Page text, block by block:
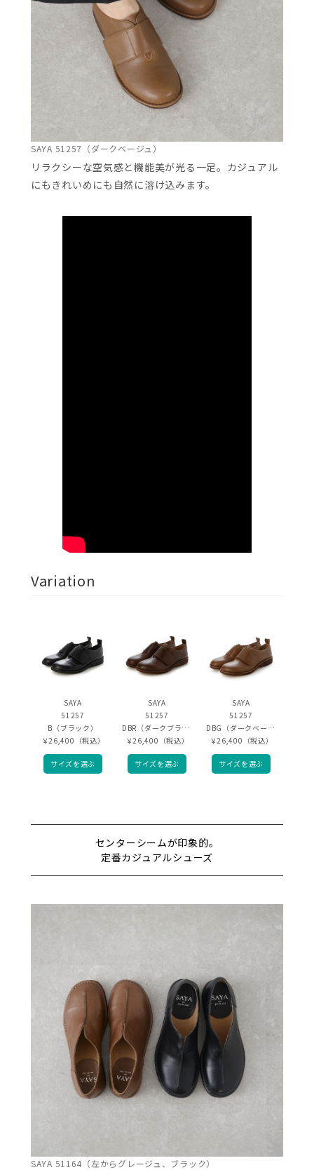
SAYA 51257（ダークベージュ）
リラクシーな空気感と機能美が光る一足。カジュアル
にもきれいめにも自然に溶け込みます。
Variation
SAYA
51257
B（ブラック）
￥26,400（税込）
サイズを選ぶ
SAYA
51257
DBR（ダークブラウン）
￥26,400（税込）
サイズを選ぶ
SAYA
51257
DBG（ダークベージュ）
￥26,400（税込）
サイズを選ぶ
センターシームが印象的。
定番カジュアルシューズ
SAYA 51164（左からグレージュ、ブラック）